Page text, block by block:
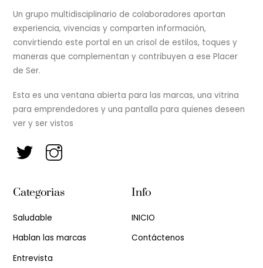
Un grupo multidisciplinario de colaboradores aportan
experiencia, vivencias y comparten información,
convirtiendo este portal en un crisol de estilos, toques y
maneras que complementan y contribuyen a ese Placer
de Ser.
Esta es una ventana abierta para las marcas, una vitrina
para emprendedores y una pantalla para quienes deseen
ver y ser vistos
Categorias
Saludable
Hablan las marcas
Entrevista
Info
INICIO
Contáctenos